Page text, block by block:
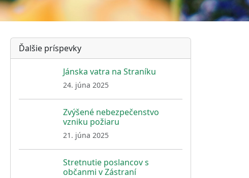
Ďalšie príspevky
Jánska vatra na Straníku
24. júna 2025
Zvýšené nebezpečenstvo
vzniku požiaru
21. júna 2025
Stretnutie poslancov s
občanmi v Zástraní